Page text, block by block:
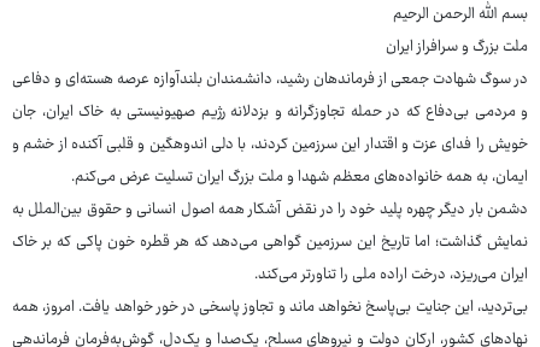
بسم الله الرحمن الرحیم
ملت بزرگ و سرافراز ایران
در سوگ شهادت جمعی از فرماندهان رشید، دانشمندان بلندآوازه‌ عرصه هسته‌ای و دفاعی
و مردمی بی‌دفاع که در حمله تجاوزگرانه و بزدلانه‌ رژیم صهیونیستی به خاک ایران، جان
خویش را فدای عزت و اقتدار این سرزمین کردند، با دلی اندوهگین و قلبی آکنده از خشم و
ایمان، به همه خانواده‌های معظم شهدا و ملت بزرگ ایران تسلیت عرض می‌کنم.
دشمن بار دیگر چهره پلید خود را در نقض آشکار همه اصول انسانی و حقوق بین‌الملل به
نمایش گذاشت؛ اما تاریخ این سرزمین گواهی می‌دهد که هر قطره خون پاکی که بر خاک
ایران می‌ریزد، درخت اراده ملی را تناورتر می‌کند.
بی‌تردید، این جنایت بی‌پاسخ نخواهد ماند و تجاوز پاسخی در خور خواهد یافت. امروز، همه
نهادهای کشور، ارکان دولت و نیروهای مسلح، یک‌صدا و یک‌دل، گوش‌به‌فرمان فرماندهی